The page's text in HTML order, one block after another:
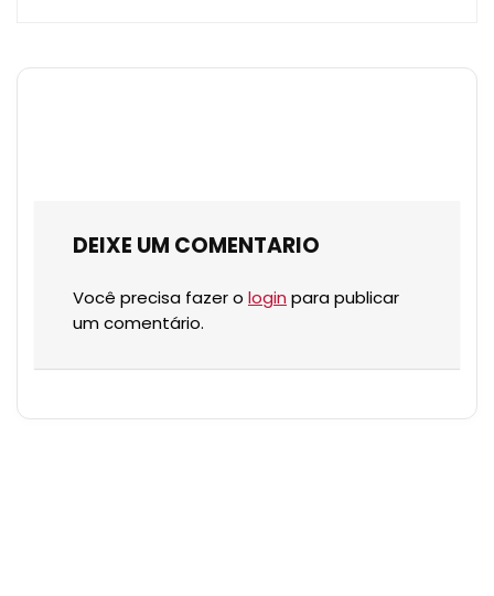
DEIXE UM COMENTARIO
Você precisa fazer o login para publicar
um comentário.